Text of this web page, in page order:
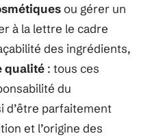
ou gérer un
à la lettre le cadre
des ingrédients,
qualité : tous ces
du
d’être parfaitement
et l’origine des